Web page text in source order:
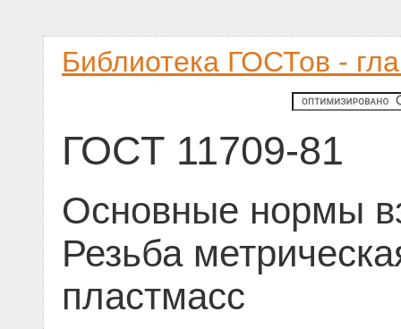
Библиотека ГОСТов -
ГОСТ 11709-81
Основные нормы
Резьба
пластмасс